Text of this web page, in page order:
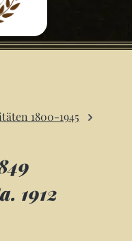
1800-1945
1912